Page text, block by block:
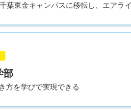
葉東金キャンパスに移転し、エアラ
部
方を学びで実現できる